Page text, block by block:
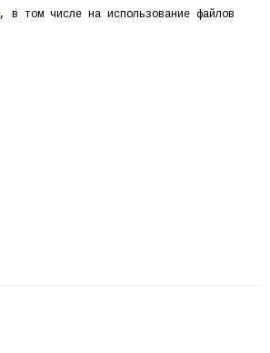
, в том числе на использование файлов